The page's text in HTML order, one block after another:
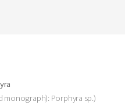
monograph): Porphyra sp.)